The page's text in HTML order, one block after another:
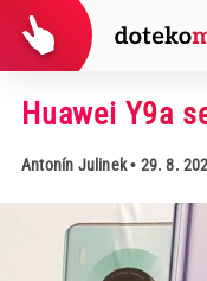
Huawei Y9a
Antonín Julinek• 29. 8.